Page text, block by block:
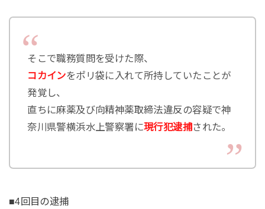
そこで職務質問を受けた際、
コカインをポリ袋に入れて所持していたことが
発覚し、
直ちに麻薬及び向精神薬取締法違反の容疑で神
奈川県警横浜水上警察署に現行犯逮捕された。
■4回目の逮捕